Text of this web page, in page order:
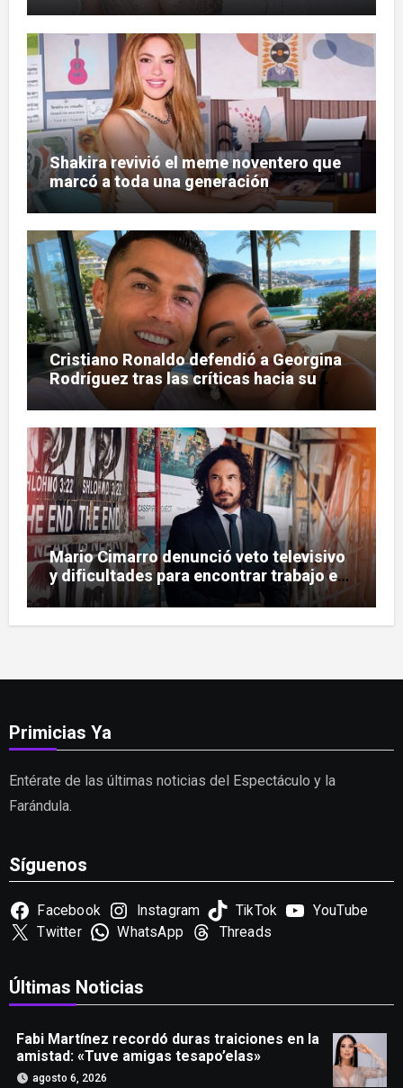
Shakira revivió el meme noventero que
marcó a toda una generación
Cristiano Ronaldo defendió a Georgina
Rodríguez tras las críticas hacia su
figura
Mario Cimarro denunció veto televisivo
y dificultades para encontrar trabajo en
la actuación
Primicias Ya
Entérate de las últimas noticias del Espectáculo y la
Farándula.
Síguenos
Facebook Instagram TikTok
YouTube
Twitter
WhatsApp Threads
Últimas Noticias
Fabi Martínez recordó duras traiciones en la
amistad: «Tuve amigas tesapo’elas»
agosto 6, 2026